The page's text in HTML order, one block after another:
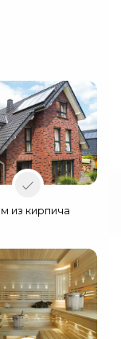
из кирпича